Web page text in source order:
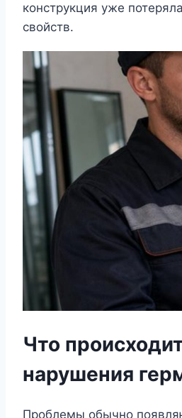
конструкция уже
свойств.
Что
нарушения
Проблемы обычно